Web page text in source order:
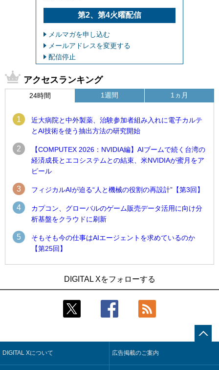
第2、第4火曜配信
メルマガを申し込む
メールアドレスを変更する
配信停止
アクセスランキング
24時間
1
近大病院と中外製薬、治験参加者組み入れに電子カルテ
とAI技術を使う抽出方法の研究開始
2
【COMPUTEX 2026：NVIDIA編】AIブームで続く台湾の
経済成長とエコシステムとの結束、米NVIDIAが蜜月をア
ピール
3 フィジカルAIが迫る“人と機械の役割の再設計”【第3回】
4
カプコン、グローバルのゲーム販売データ活用に向け分
析基盤をクラウドに刷新
5
そもそも今の仕事はAIエージェントを求めているのか
【第25回】
1週間
技術を使う抽出方法の研究開始
Umios、消費者起点の販売計画策定に向けたAIシステムを本格
4
コスモ石油、製油所の設備点検への四足歩行ロボット利用を
1ヵ月
合基盤を本格稼働
鹿島建設、鋼管柱へのコンクリート充填時の異常を検出する
AIを遠隔監視システムに実装
4
そもそも今の仕事はAIエージェントを求めているのか【第25
DIGITAL Xをフォローする
DIGITAL Xについて 広告掲載のご案内